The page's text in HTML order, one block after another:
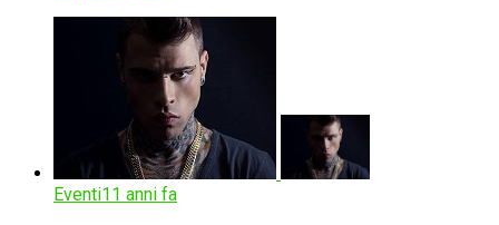
Eventi11 anni fa